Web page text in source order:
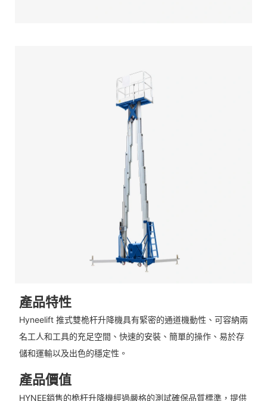
產品特性
Hyneelift 推式雙桅杆升降機具有緊密的通道機動性、可容納兩
名工人和工具的充足空間、快速的安裝、簡單的操作、易於存
儲和運輸以及出色的穩定性。
產品價值
HYNEE銷售的桅杆升降機經過嚴格的測試確保品質標準，提供